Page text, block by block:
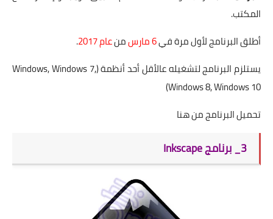
المكتب.
أطلق البرنامج لأول مرة في6 مارس منعام 2017
.
يستلزم البرنامج لتشغيله عالأقل أحد أنظمة (Windows, Windows 7,
Windows 8, Windows 10)
تحميل البرنامج منهنا
3_ برنامج Inkscape